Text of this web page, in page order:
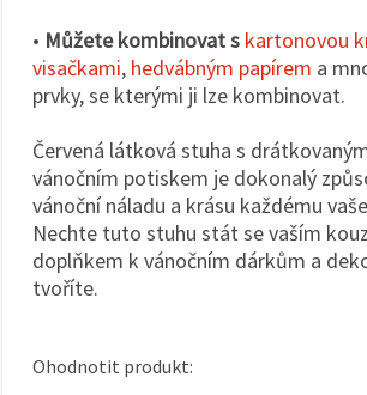
• Můžete kombinovat s kartonovou
visačkami, hedvábným papírem a
prvky, se kterými ji lze kombinovat.
Červená látková stuha s
vánočním potiskem je dokonalý
vánoční náladu a krásu každému
Nechte tuto stuhu stát se vaším
doplňkem k vánočním dárkům a
tvoříte.
Ohodnotit produkt: